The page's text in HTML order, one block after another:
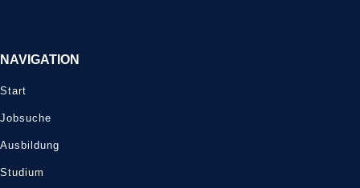
NAVIGATION
Start
Jobsuche
Ausbildung
Studium